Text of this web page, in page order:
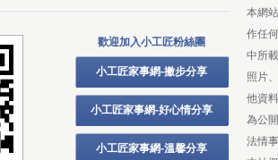
歡迎加入小工匠粉絲團
小工匠家事網-撇步分享
小工匠家事網-好心情分享
小工匠家事網-溫馨分享
本網
作任
中所
照片
他資
為公
法情